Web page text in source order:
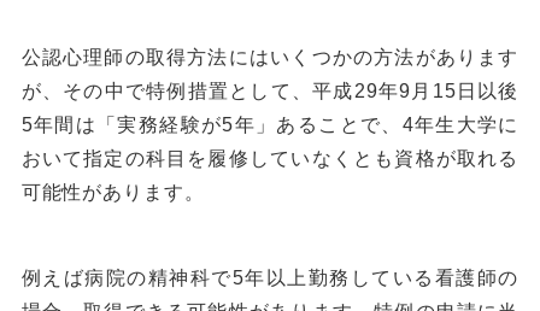
公認心理師の取得方法にはいくつかの方法があります
が、その中で特例措置として、平成29年9月15日以後
5年間は「実務経験が5年」あることで、4年生大学に
おいて指定の科目を履修していなくとも資格が取れる
可能性があります。
例えば病院の精神科で5年以上勤務している看護師の